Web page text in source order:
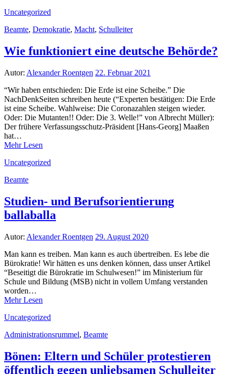
Uncategorized
Beamte, Demokratie, Macht, Schulleiter
Wie funktioniert eine deutsche Behörde?
Autor: Alexander Roentgen 22. Februar 2021
“Wir haben entschieden: Die Erde ist eine Scheibe.” Die
NachDenkSeiten schreiben heute (“Experten bestätigen: Die Erde
ist eine Scheibe. Wahlweise: Die Coronazahlen steigen wieder.
Oder: Die Mutanten!! Oder: Die 3. Welle!” von Albrecht Müller):
Der frühere Verfassungsschutz-Präsident [Hans-Georg] Maaßen
hat…
Mehr Lesen
Uncategorized
Beamte
Studien- und Berufsorientierung
ballaballa
Autor: Alexander Roentgen 29. August 2020
Man kann es treiben. Man kann es auch übertreiben. Es lebe die
Bürokratie! Wir hätten es uns denken können, dass unser Artikel
“Beseitigt die Bürokratie im Schulwesen!” im Ministerium für
Schule und Bildung (MSB) nicht in vollem Umfang verstanden
worden…
Mehr Lesen
Uncategorized
Administrationsrummel, Beamte
Bönen: Eltern und Schüler protestieren
öffentlich gegen unliebsamen Schulleiter